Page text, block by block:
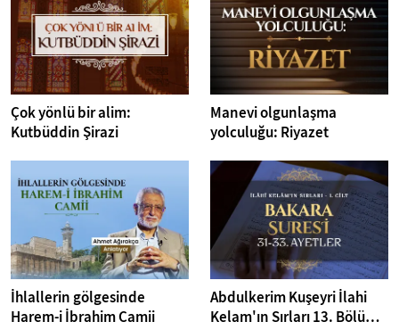
Çok yönlü bir alim:
Kutbüddin Şirazi
Manevi olgunlaşma
yolculuğu: Riyazet
İhlallerin gölgesinde
Harem-i İbrahim Camii
Abdulkerim Kuşeyri İlahi
Kelam'ın Sırları 13. Bölüm I